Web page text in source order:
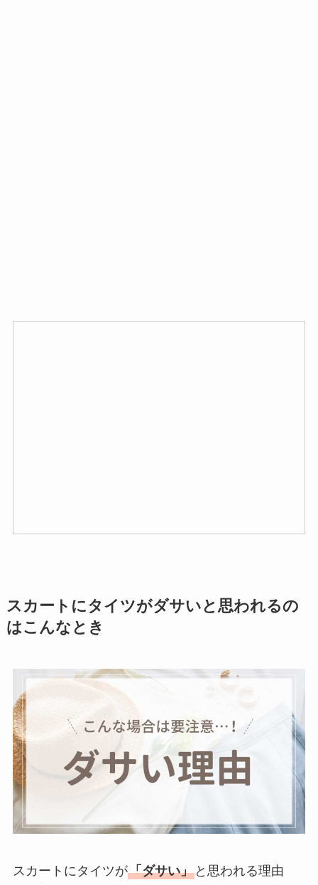
スカートにタイツがダサいと思われるの
はこんなとき
スカートにタイツが「ダサい」と思われる理由